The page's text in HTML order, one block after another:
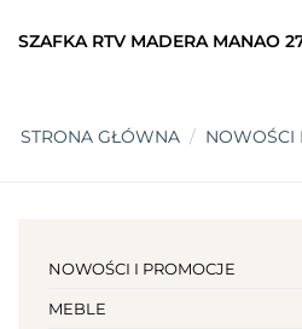
SZAFKA RTV MADERA MANAO
STRONA GŁÓWNA / NOWOŚCI
NOWOŚCI I PROMOCJE
MEBLE